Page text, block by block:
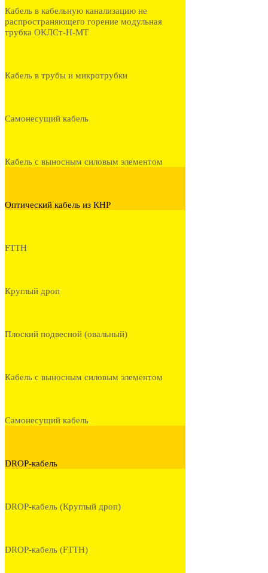
Кабель в кабельную канализацию не
распространяющего горение модульная
трубка ОКЛСт-Н-МТ
Кабель в трубы и микротрубки
Самонесущий кабель
Кабель с выносным силовым элементом
Оптический кабель из КНР
FTTH
Круглый дроп
Плоский подвесной (овальный)
Кабель с выносным силовым элементом
Самонесущий кабель
DROP-кабель
DROP-кабель (Круглый дроп)
DROP-кабель (FTTH)